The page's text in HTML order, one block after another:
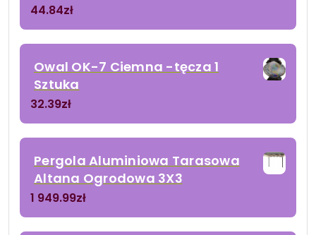
44.84zł
Owal OK-7 Ciemna -tęcza 1
Sztuka
32.39zł
Pergola Aluminiowa Tarasowa
Altana Ogrodowa 3X3
1 949.99zł